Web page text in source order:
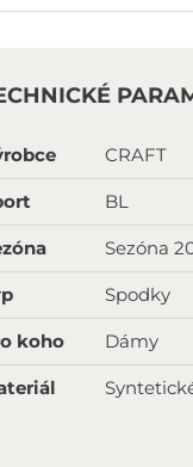
CRAFT
BL
Sezóna
Spodky
koho Dámy